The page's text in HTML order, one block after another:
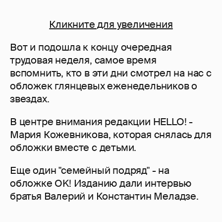
Кликните для увеличения
Вот и подошла к концу очередная
трудовая неделя, самое время
вспомнить, кто в эти дни смотрел на нас с
обложек глянцевых еженедельников о
звездах.
В центре внимания редакции HELLO! -
Мария Кожевникова, которая снялась для
обложки вместе с детьми.
Еще один "семейный подряд" - на
обложке OK! Изданию дали интервью
братья Валерий и Константин Меладзе.